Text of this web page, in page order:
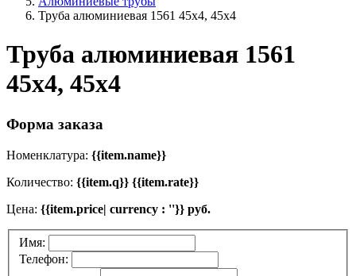
Труба алюминиевая 1561 45х4, 45х4
Труба алюминиевая 1561
45х4, 45х4
Форма заказа
Номенклатура: {{item.name}}
Количество: {{item.q}} {{item.rate}}
Цена: {{item.price| currency : ''}} руб.
Имя:
Телефон: